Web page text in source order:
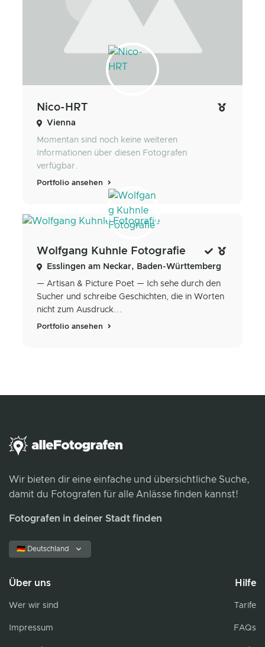
Nico-HRT
Vienna
Momentan sind noch keine weiteren
Informationen über diesen Fotografen
verfügbar.
Portfolio ansehen
Wolfgang Kuhnle Fotografie
Esslingen am Neckar, Baden-Württemberg
— Artisan & Picture Poet — Ich sehe durch den
Sucher und schreibe Geschichten, die in Worten
nicht zum Ausdruck...
Portfolio ansehen
Wir bieten dir eine einfache und übersichtliche Suche,
damit du Fotografen für alle Anlässe finden kannst!
Fotografen in deiner Stadt finden
🇩🇪 Deutschland
Über uns
Wer wir sind
Impressum
Hilfe
Tarife
FAQs